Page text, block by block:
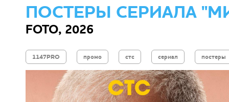
ПОСТЕРЫ СЕРИАЛА
FOTO, 2026
1147PRO промо стс сериал постеры